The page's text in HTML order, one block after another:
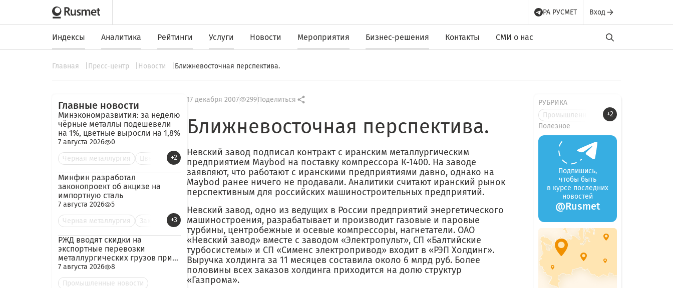
РА РУСМЕТ Вход
Индексы Аналитика Рейтинги Услуги Новости Мероприятия Бизнес-решения Контакты СМИ о нас
Главная Пресс-центр Новости Ближневосточная перспектива.
Главные новости
Минэкономразвития: за неделю
чёрные металлы подешевели
на 1%, цветные выросли на 1,8%
7 августа 2026
0
Черная металлургия
Цве +2
Минфин разработал
законопроект об акцизе на
импортную сталь
7 августа 2026
5
Черная металлургия
Зак +3
РЖД вводят скидки на
экспортные перевозки
металлургических грузов при
гарантированных объёмах
7 августа 2026
8
Промышленные новости
17 декабря 2007 299Поделиться
Ближневосточная перспектива.
Невский завод подписал контракт с иранским металлургическим
предприятием Maybod на поставку компрессора К-1400. На заводе
заявляют, что работают с иранскими предприятиями давно, однако на
Maybod ранее ничего не продавали. Аналитики считают иранский рынок
перспективным для российских машиностроительных предприятий.
Невский завод, одно из ведущих в России предприятий энергетического
машиностроения, разрабатывает и производит газовые и паровые
турбины, центробежные и осевые компрессоры, нагнетатели. ОАО
«Невский завод» вместе с заводом «Электропульт», СП «Балтийские
турбосистемы» и СП «Сименс электропривод» входит в «РЭП Холдинг».
Выручка холдинга за 11 месяцев составила около 6 млрд руб. Более
половины всех заказов холдинга приходится на долю структур
«Газпрома».
РУБРИКА
Промышленные новости
+2
Полезное
Подпишись,
чтобы быть
в курсе последних
новостей
@Rusmet